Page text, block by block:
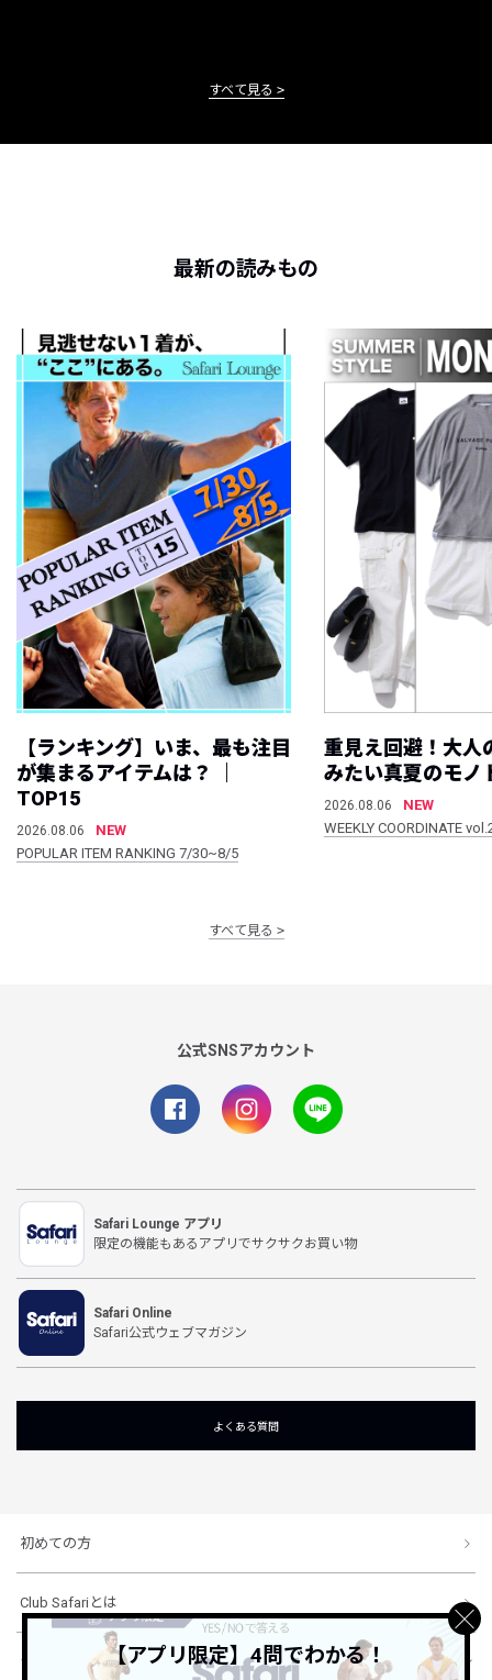
すべて見る
最新の読みもの
【ランキング】いま、最も注目
が集まるアイテムは？ ｜
TOP15
2026.08.06
NEW
POPULAR ITEM RANKING 7/30~8/5
重見え回避！大人
みたい真夏のモノ
2026.08.06
NEW
WEEKLY COORDINATE
すべて見る
公式SNSアカウント
Safari Lounge アプリ
限定の機能もあるアプリでサクサクお買い物
Safari Online
Safari公式ウェブマガジン
よくある質問
初めての方
Club Safariとは
ショッピングガイド【アプリ限定】4問でわかる！